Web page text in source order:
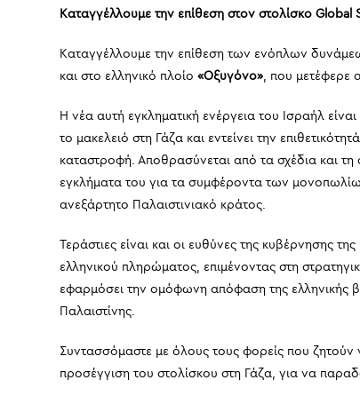
Καταγγέλλουμε την επίθεση στον στολίσκο Global
Καταγγέλλουμε την επίθεση των ενόπλων
και στο ελληνικό πλοίο«Οξυγόνο», που μετέφερε
Η νέα αυτή εγκληματική ενέργεια του Ισραήλ
το μακελειό στη Γάζα και εντείνει την
καταστροφή. Αποθρασύνεται από τα σχέδια και
εγκλήματα του για τα συμφέροντα των
ανεξάρτητο Παλαιστινιακό κράτος.
Τεράστιες είναι και οι ευθύνες της κυβέρνησης
ελληνικού πληρώματος, επιμένοντας στη
εφαρμόσει την ομόφωνη απόφαση της ελληνικής
Παλαιστίνης.
Συντασσόμαστε με όλους τους φορείς που
προσέγγιση του στολίσκου στη Γάζα, για να